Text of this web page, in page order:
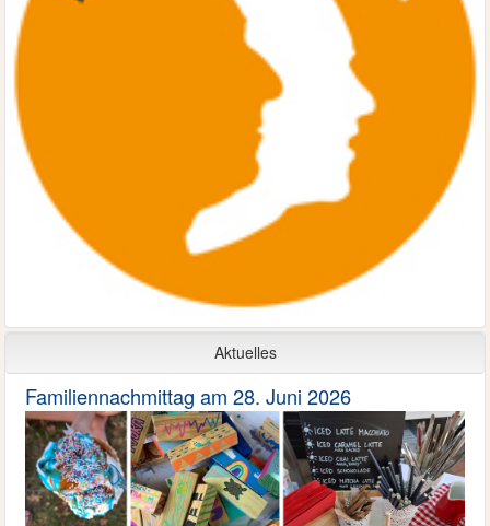
Aktuelles
Familiennachmittag am 28. Juni 2026